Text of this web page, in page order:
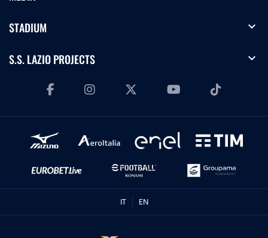
STADIUM expand_more
S.S. LAZIO PROJECTS expand_more
IT EN